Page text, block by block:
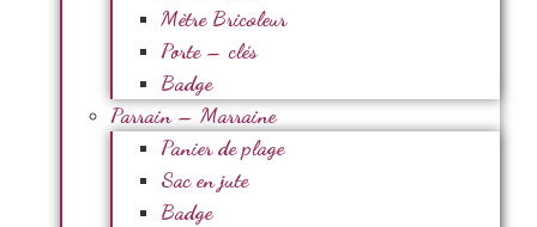
Mètre Bricoleur
Porte – clés
Badge
Parrain – Marraine
Panier de plage
Sac en jute
Badge